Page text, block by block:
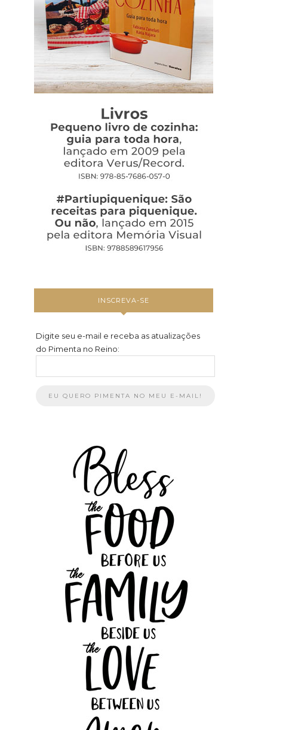
INSCREVA-SE
Digite seu e-mail e receba as atualizações
do Pimenta no Reino: